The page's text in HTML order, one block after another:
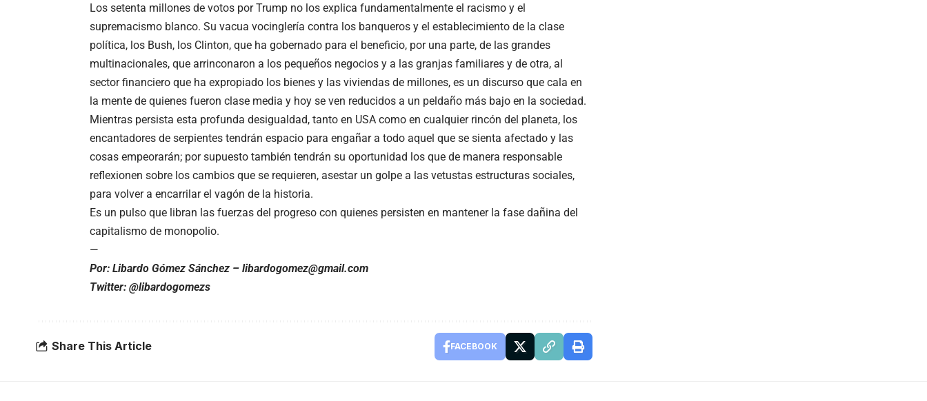
Los setenta millones de votos por Trump no los explica fundamentalmente el racismo y el
supremacismo blanco. Su vacua vocinglería contra los banqueros y el establecimiento de la clase
política, los Bush, los Clinton, que ha gobernado para el beneficio, por una parte, de las grandes
multinacionales, que arrinconaron a los pequeños negocios y a las granjas familiares y de otra, al
sector financiero que ha expropiado los bienes y las viviendas de millones, es un discurso que cala en
la mente de quienes fueron clase media y hoy se ven reducidos a un peldaño más bajo en la sociedad.
Mientras persista esta profunda desigualdad, tanto en USA como en cualquier rincón del planeta, los
encantadores de serpientes tendrán espacio para engañar a todo aquel que se sienta afectado y las
cosas empeorarán; por supuesto también tendrán su oportunidad los que de manera responsable
reflexionen sobre los cambios que se requieren, asestar un golpe a las vetustas estructuras sociales,
para volver a encarrilar el vagón de la historia.
Es un pulso que libran las fuerzas del progreso con quienes persisten en mantener la fase dañina del
capitalismo de monopolio.
—
Por: Libardo Gómez Sánchez – libardogomez@gmail.com
Twitter: @libardogomezs
Share This Article FACEBOOK